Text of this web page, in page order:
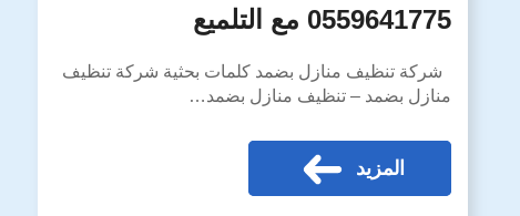
0559641775 مع التلميع
شركة تنظيف منازل بضمد كلمات بحثية شركة تنظيف
منازل بضمد – تنظيف منازل بضمد…
المزيد